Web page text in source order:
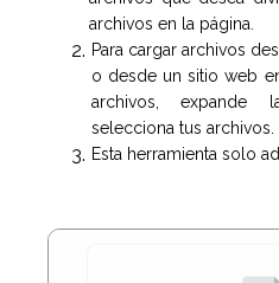
archivos en la página.
Para cargar archivos
o desde un sitio web
archivos, expande
selecciona tus archivos.
Esta herramienta solo